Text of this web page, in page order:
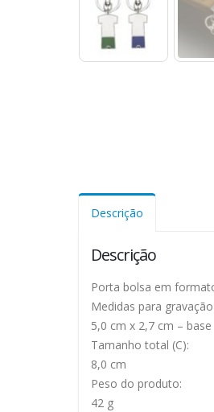
Descrição
Descrição
Porta bolsa em
Medidas para gravação
5,0 cm x 2,7 cm – base
Tamanho total (C):
8,0 cm
Peso do produto:
42 g